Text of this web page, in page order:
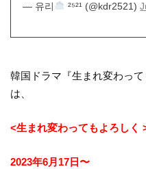
— 유리 ²⁵²¹ (@kdr2521)
韓国ドラマ『生まれ変わっ
は、
<生まれ変わってもよろしく
2023年6月17日〜